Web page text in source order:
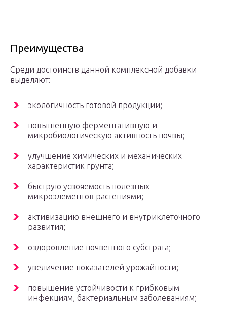
Преимущества
Среди достоинств данной комплексной добавки
выделяют:
экологичность готовой продукции;
повышенную ферментативную и
микробиологическую активность почвы;
улучшение химических и механических
характеристик грунта;
быструю усвояемость полезных
микроэлементов растениями;
активизацию внешнего и внутриклеточного
развития;
оздоровление почвенного субстрата;
увеличение показателей урожайности;
повышение устойчивости к грибковым
инфекциям, бактериальным заболеваниям;